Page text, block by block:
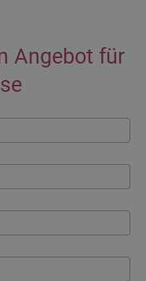
Angebot für